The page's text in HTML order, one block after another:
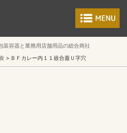
食品包装容器と
装容器と業務用店舗用品の総合商社
ＢＦカレー内１１嵌合蓋Ｕ字穴